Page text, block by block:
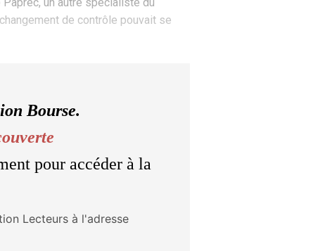
de contrôle pouvait se
Bourse.
pour accéder à la
Lecteurs à l'adresse